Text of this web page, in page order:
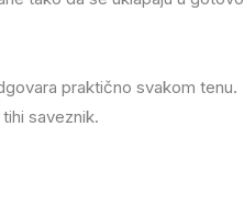
praktično svakom tenu.
saveznik.